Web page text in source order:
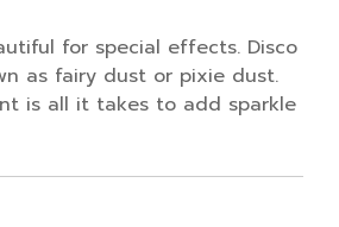
for special effects. Disco
as fairy dust or pixie dust.
is all it takes to add sparkle